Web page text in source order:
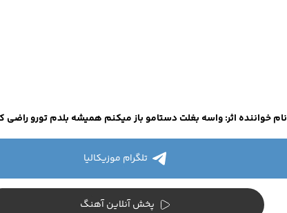
نام خواننده اثر: واسه بغلت دستامو باز میکنم همیشه بلدم تورو راضی
تلگرام موزیکالیا
پخش آنلاین آهنگ